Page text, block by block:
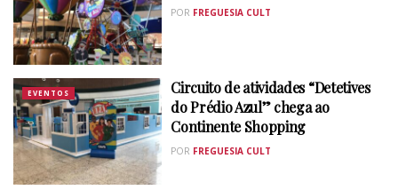
POR FREGUESIA CULT
EVENTOS
Circuito de atividades “Detetives
do Prédio Azul” chega ao
Continente Shopping
POR FREGUESIA CULT